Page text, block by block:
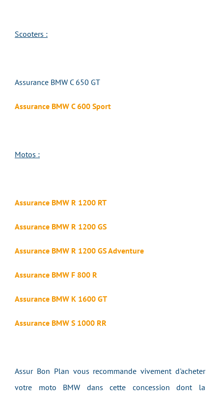
Scooters :
Assurance BMW C 650 GT
Assurance BMW C 600 Sport
Motos :
Assurance BMW R 1200 RT
Assurance BMW R 1200 GS
Assurance BMW R 1200 GS Adventure
Assurance BMW F 800 R
Assurance BMW K 1600 GT
Assurance BMW S 1000 RR
Assur Bon Plan vous recommande vivement d'acheter
votre moto BMW dans cette concession dont la